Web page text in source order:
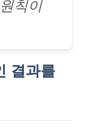
칙이
결과를